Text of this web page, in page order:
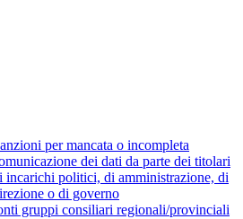
per mancata o incompleta
dei dati da parte dei titolari
incarichi politici, di amministrazione, di
o di governo
gruppi consiliari regionali/provinciali